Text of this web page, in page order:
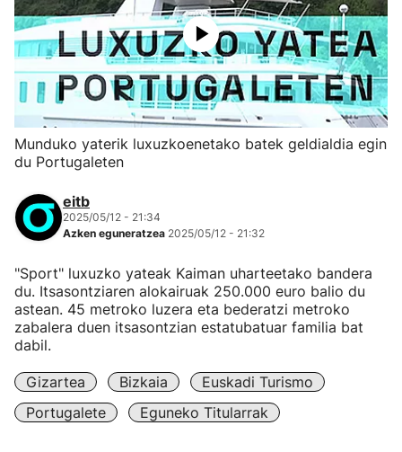
Munduko yaterik luxuzkoenetako batek geldialdia egin
du Portugaleten
eitb
2025/05/12 - 21:34
Azken eguneratzea 2025/05/12 - 21:32
"Sport" luxuzko yateak Kaiman uharteetako bandera
du. Itsasontziaren alokairuak 250.000 euro balio du
astean. 45 metroko luzera eta bederatzi metroko
zabalera duen itsasontzian estatubatuar familia bat
dabil.
Gizartea Bizkaia
Euskadi Turismo
Portugalete
Eguneko Titularrak